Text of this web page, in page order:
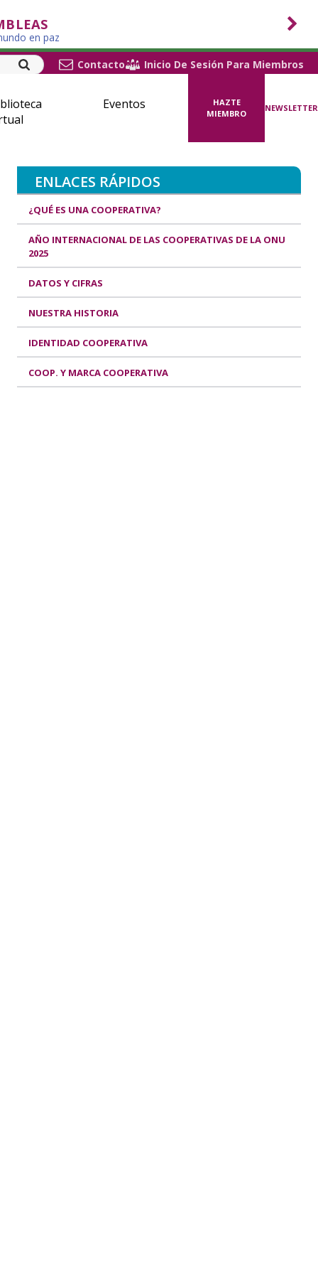
en paz
Contacto
Inicio De Sesión Para Miembros
Eventos
HAZTE
MIEMBRO
NEWSLETTER
ENLACES RÁPIDOS
¿QUÉ ES UNA COOPERATIVA?
AÑO INTERNACIONAL DE LAS COOPERATIVAS DE LA ONU
2025
DATOS Y CIFRAS
NUESTRA HISTORIA
IDENTIDAD COOPERATIVA
COOP. Y MARCA COOPERATIVA